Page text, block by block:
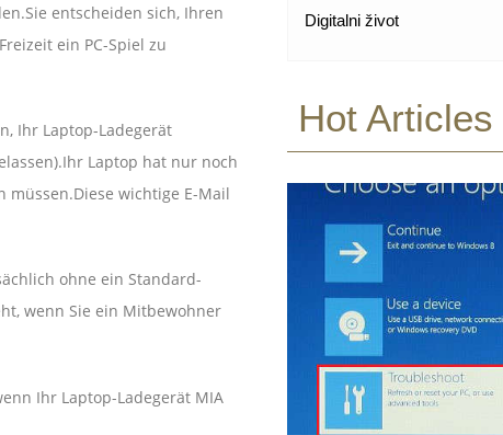
entscheiden sich, Ihren
ein PC-Spiel zu
Ihr Laptop-Ladegerät
Laptop hat nur noch
müssen.Diese wichtige E-Mail
ohne ein Standard-
wenn Sie ein Mitbewohner
Ihr Laptop-Ladegerät MIA
Digitalni život
Hot Articles